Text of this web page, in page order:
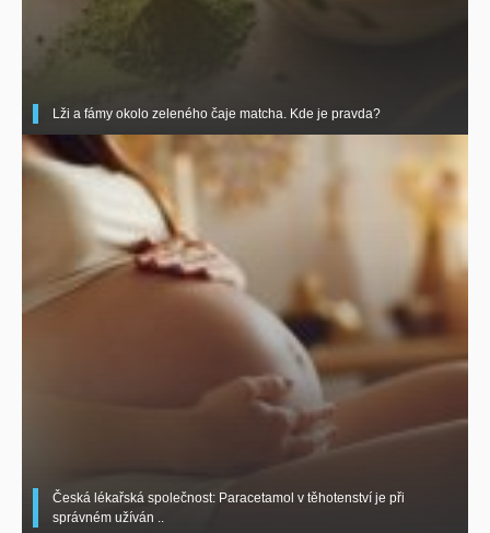
Lži a fámy okolo zeleného čaje matcha. Kde je pravda?
Česká lékařská společnost: Paracetamol v těhotenství je při
správném užíván ..